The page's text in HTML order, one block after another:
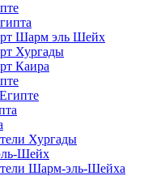
Шарм эль Шейх
Хургады
Каира
Хургады
Шейх
Шарм-эль-Шейха